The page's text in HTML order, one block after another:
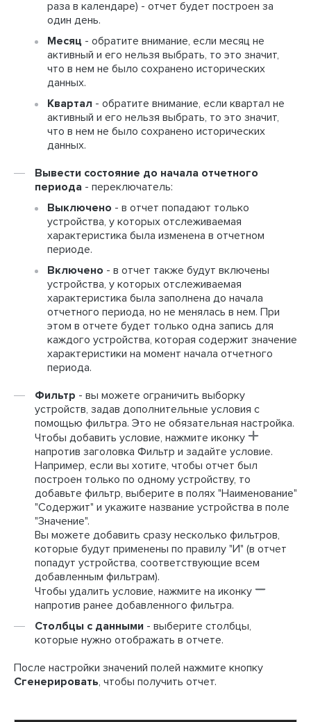
раза в календаре) - отчет будет построен за
один день.
Месяц - обратите внимание, если месяц не
активный и его нельзя выбрать, то это значит,
что в нем не было сохранено исторических
данных.
Квартал - обратите внимание, если квартал не
активный и его нельзя выбрать, то это значит,
что в нем не было сохранено исторических
данных.
Вывести состояние до начала отчетного
периода - переключатель:
Выключено - в отчет попадают только
устройства, у которых отслеживаемая
характеристика была изменена в отчетном
периоде.
Включено - в отчет также будут включены
устройства, у которых отслеживаемая
характеристика была заполнена до начала
отчетного периода, но не менялась в нем. При
этом в отчете будет только одна запись для
каждого устройства, которая содержит значение
характеристики на момент начала отчетного
периода.
Фильтр - вы можете ограничить выборку
устройств, задав дополнительные условия с
помощью фильтра. Это не обязательная настройка.
Чтобы добавить условие, нажмите иконку
напротив заголовка Фильтр и задайте условие.
Например, если вы хотите, чтобы отчет был
построен только по одному устройству, то
добавьте фильтр, выберите в полях "Наименование"
"Содержит" и укажите название устройства в поле
"Значение".
Вы можете добавить сразу несколько фильтров,
которые будут применены по правилу "И" (в отчет
попадут устройства, соответствующие всем
добавленным фильтрам).
Чтобы удалить условие, нажмите на иконку
напротив ранее добавленного фильтра.
Столбцы с данными - выберите столбцы,
которые нужно отображать в отчете.
После настройки значений полей нажмите кнопку
Сгенерировать , чтобы получить отчет.